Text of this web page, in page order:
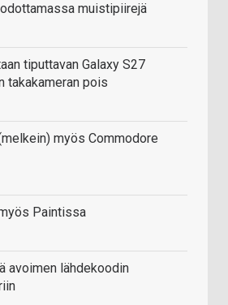
muistipiirejä
tiputtavan Galaxy S27
takakameran pois
myös Commodore
Paintissa
avoimen lähdekoodin